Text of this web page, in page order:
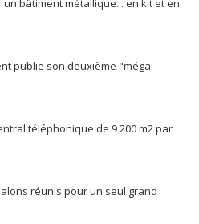
bâtiment métallique... en kit et en
publie son deuxième "méga-
téléphonique de 9 200 m2 par
réunis pour un seul grand